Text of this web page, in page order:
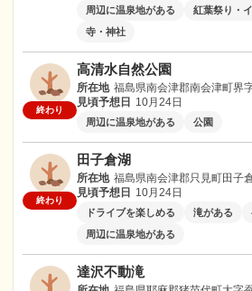
周辺に温泉地がある
紅葉祭り・
寺・神社
終わり
高清水自然公園
所在地 福島県南会津郡南会津町界
見頃予想日
10月24日
周辺に温泉地がある 公園
終わり
田子倉湖
所在地 福島県南会津郡只見町田子
見頃予想日
10月24日
ドライブを楽しめる 滝がある
周辺に温泉地がある
達沢不動滝